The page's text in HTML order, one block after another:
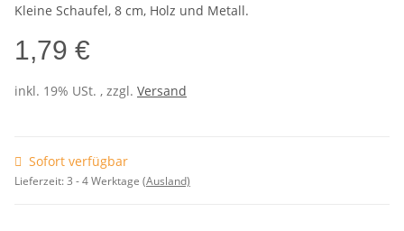
Kleine Schaufel, 8 cm, Holz und Metall.
1,79 €
inkl. 19% USt. , zzgl. Versand
Sofort verfügbar
Lieferzeit:3 - 4 Werktage (Ausland)